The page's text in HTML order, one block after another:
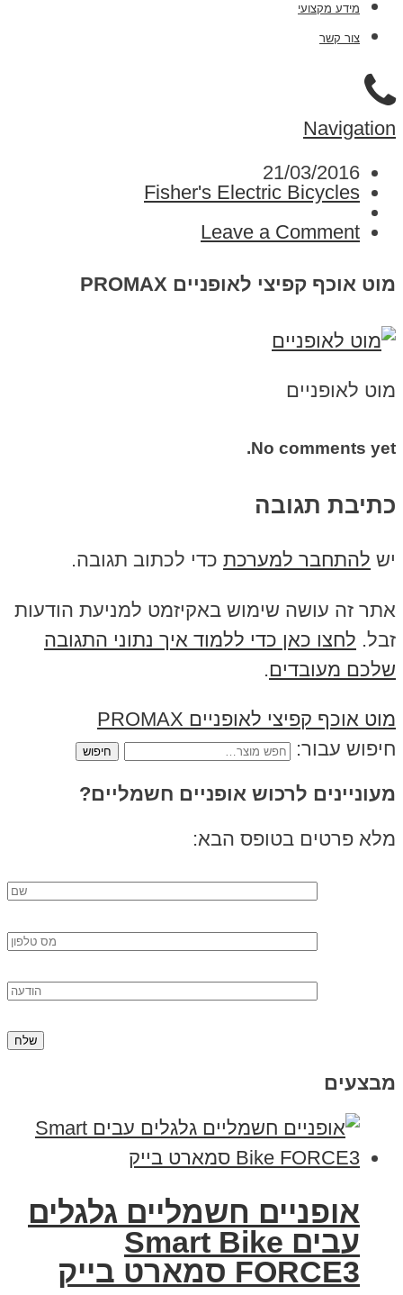
מידע מקצועי
צור קשר
Navigation
21/03/2016
Fisher's Electric Bicycles
Leave a Comment
מוט אוכף קפיצי לאופניים PROMAX
מוט לאופניים
No comments yet.
כתיבת תגובה
יש להתחבר למערכת כדי לכתוב תגובה.
אתר זה עושה שימוש באקיזמט למניעת הודעות
זבל. לחצו כאן כדי ללמוד איך נתוני התגובה
שלכם מעובדים.
מוט אוכף קפיצי לאופניים PROMAX
חיפוש עבור:
מעוניינים לרכוש אופניים חשמליים?
מלא פרטים בטופס הבא:
מבצעים
אופניים חשמליים גלגלים
עבים Smart Bike
FORCE3 סמארט בייק